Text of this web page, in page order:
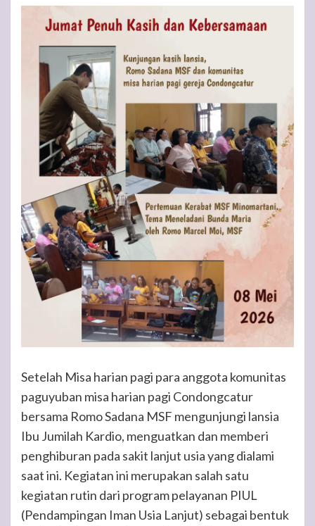
Setelah Misa harian pagi para anggota komunitas
paguyuban misa harian pagi Condongcatur
bersama Romo Sadana MSF mengunjungi lansia
Ibu Jumilah Kardio, menguatkan dan memberi
penghiburan pada sakit lanjut usia yang dialami
saat ini. Kegiatan ini merupakan salah satu
kegiatan rutin dari program pelayanan PIUL
(Pendampingan Iman Usia Lanjut) sebagai bentuk